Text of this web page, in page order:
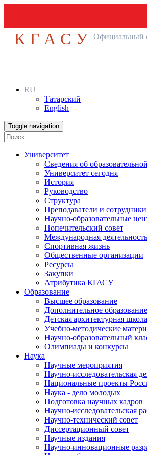
КГАСУ Официальный
RU
Татарский
English
Toggle navigation
Университет
Сведения об
Университет сегодня
История
Руководство
Структура
Преподаватели и сотрудники
Научно-образовательные
Попечительский совет
Международная деятельность
Спортивная жизнь
Общественные организации
Ресурсы
Закупки
Атрибутика КГАСУ
Образование
Высшее образование
Дополнительное образование
Детская архитектурная
Учебно-методические
Научно-образовательный
Олимпиады и конкурсы
Наука
Научные мероприятия
Научно-исследовательская
Национальные проекты
Наука - дело молодых
Подготовка научных кадров
Научно-исследовательская
Научно-технический совет
Диссертационный совет
Научные издания
Научно-инновационные